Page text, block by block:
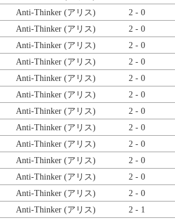
Anti-Thinker (アリス) 2 - 0
Anti-Thinker (アリス) 2 - 0
Anti-Thinker (アリス) 2 - 0
Anti-Thinker (アリス) 2 - 0
Anti-Thinker (アリス) 2 - 0
Anti-Thinker (アリス) 2 - 0
Anti-Thinker (アリス) 2 - 0
Anti-Thinker (アリス) 2 - 0
Anti-Thinker (アリス) 2 - 0
Anti-Thinker (アリス) 2 - 0
Anti-Thinker (アリス) 2 - 0
Anti-Thinker (アリス) 2 - 0
Anti-Thinker (アリス) 2 - 1